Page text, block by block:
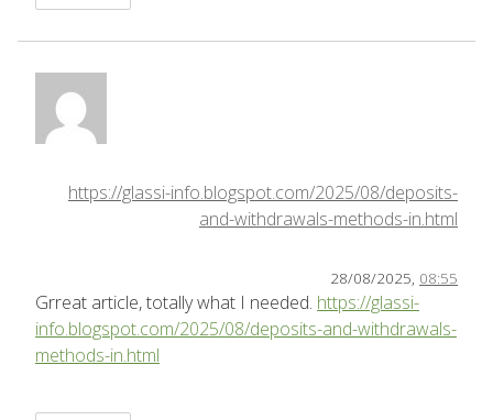
https://glassi-info.blogspot.com/2025/08/deposits-
and-withdrawals-methods-in.html
28/08/2025, 08:55
Grreat article, totally what I needed. https://glassi-
info.blogspot.com/2025/08/deposits-and-withdrawals-
methods-in.html